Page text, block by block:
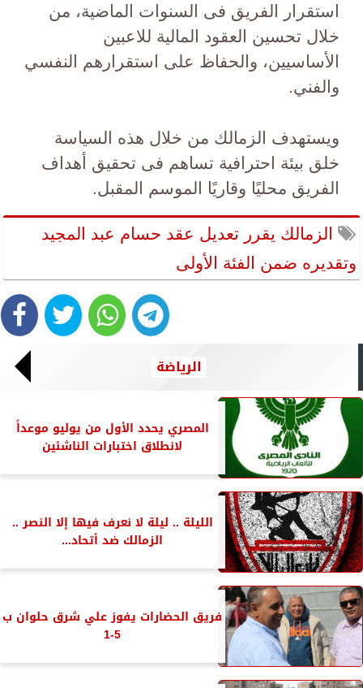
استقرار الفريق فى السنوات الماضية، من
خلال تحسين العقود المالية للاعبين
الأساسيين، والحفاظ على استقرارهم النفسي
والفني.
ويستهدف الزمالك من خلال هذه السياسة
خلق بيئة احترافية تساهم فى تحقيق أهداف
الفريق محليًا وقاريًا الموسم المقبل.
الزمالك يقرر تعديل عقد حسام عبد المجيد
وتقديره ضمن الفئة الأولى
الرياضة
المصري يحدد الأول من يوليو موعداً
لانطلاق اختبارات الناشئين
الليلة .. ليلة لا نعرف فيها إلا النصر ..
الزمالك ضد أتحاد...
فريق الحضارات يفوز علي شرق حلوان ب
5-1